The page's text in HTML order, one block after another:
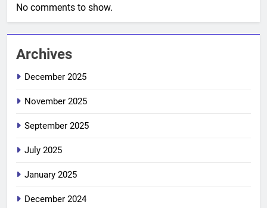
No comments to show.
Archives
December 2025
November 2025
September 2025
July 2025
January 2025
December 2024